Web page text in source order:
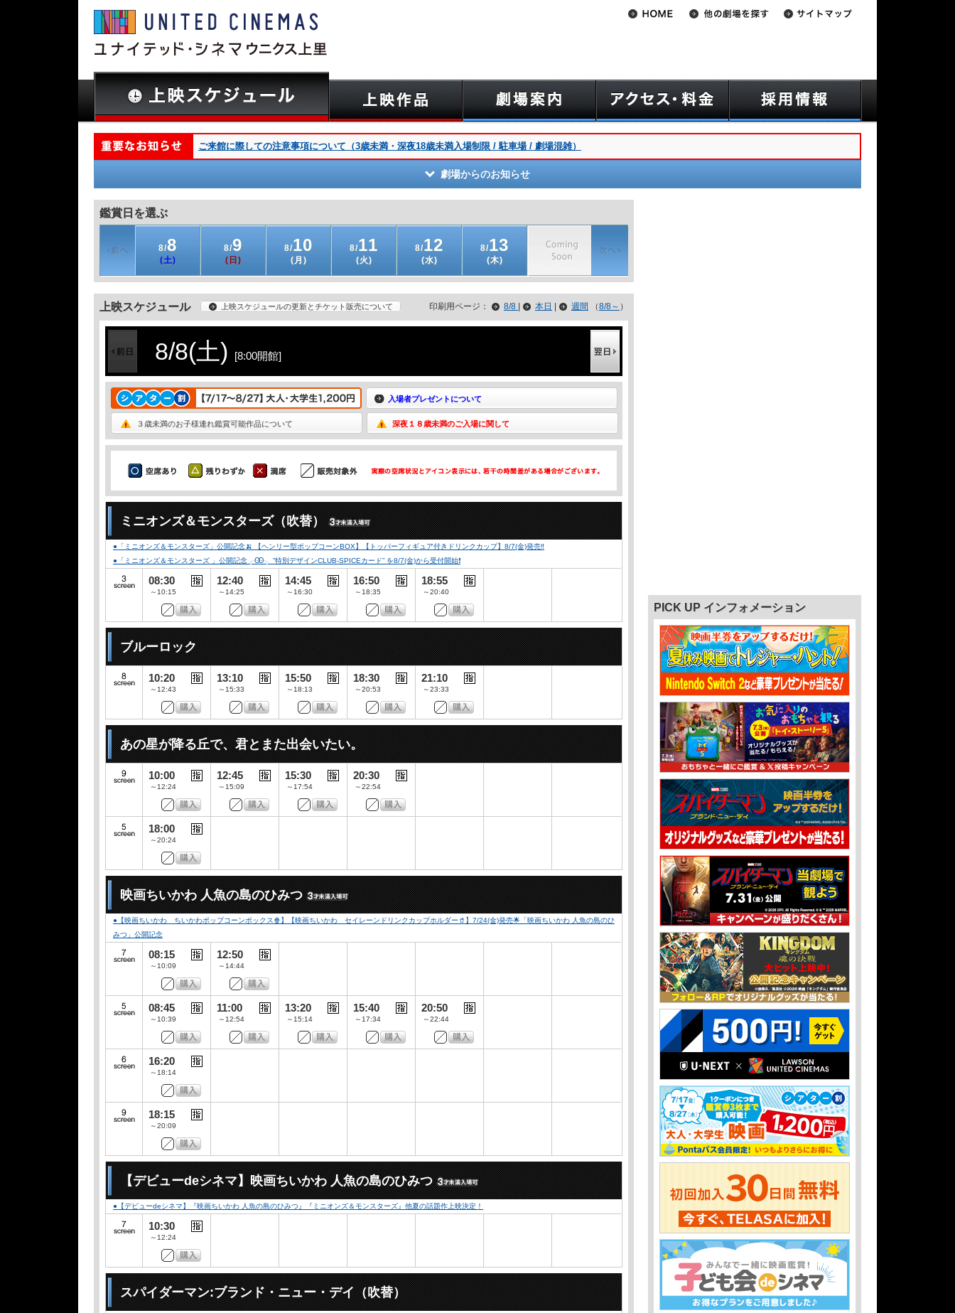
ご来館に際しての注意事項について（3歳未満・深夜18歳未満入場制限 / 駐車場 / 劇場混雑）
劇場からのお知らせ
鑑賞日を選ぶ
8/8
(土)
8/9
(日)
8/10
(月)
8/11
(火)
8/12
(水)
8/13
(木)
上映スケジュール 上映スケジュールの更新とチケット販売について 印刷用ページ： 8/8 本日 週間 （8/8～ ）
8/8(土) [8:00開館]
入場者プレゼントについて
３歳未満のお子様連れ鑑賞可能作品について 深夜１８歳未満のご入場に関して
ミニオンズ＆モンスターズ（吹替）
●「ミニオンズ＆モンスターズ」公開記念🍌 【ヘンリー型ポップコーンBOX】【トッパーフィギュア付きドリンクカップ】8/7(金)発売‼️
●「ミニオンズ＆モンスターズ 」公開記念╭Ꙭ╮ ”特別デザインCLUB-SPICEカード” を8/7(金)から受付開始❗️
08:30
～10:15
12:40
～14:25
14:45
～16:30
16:50
～18:35
18:55
～20:40
ブルーロック
10:20
～12:43
13:10
～15:33
15:50
～18:13
18:30
～20:53
21:10
～23:33
あの星が降る丘で、君とまた出会いたい。
10:00
～12:24
12:45
～15:09
15:30
～17:54
20:30
～22:54
18:00
～20:24
映画ちいかわ 人魚の島のひみつ
●【映画ちいかわ ちいかわポップコーンボックス🍿】【映画ちいかわ セイレーンドリンクカップホルダー🥤】7/24(金)発売🌟「映画ちいかわ 人魚の島のひ
みつ」公開記念
08:15
～10:09
12:50
～14:44
08:45
～10:39
11:00
～12:54
13:20
～15:14
15:40
～17:34
20:50
～22:44
16:20
～18:14
18:15
～20:09
【デビューdeシネマ】映画ちいかわ 人魚の島のひみつ
●【デビューdeシネマ】『映画ちいかわ 人魚の島のひみつ』『ミニオンズ＆モンスターズ』他夏の話題作上映決定！
10:30
～12:24
スパイダーマン:ブランド・ニュー・デイ（吹替）
PICK UP インフォメーション